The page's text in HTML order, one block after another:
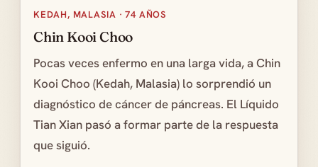
KEDAH, MALASIA · 74 AÑOS
Chin Kooi Choo
Pocas veces enfermo en una larga vida, a Chin
Kooi Choo (Kedah, Malasia) lo sorprendió un
diagnóstico de cáncer de páncreas. El Líquido
Tian Xian pasó a formar parte de la respuesta
que siguió.